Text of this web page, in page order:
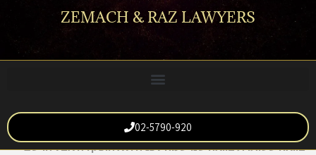
ZEMACH & RAZ LAWYERS
02-5790-920
צוואה שסותרת צוואה שנרשמה לפניה ולא הופקדה אצל הרשם